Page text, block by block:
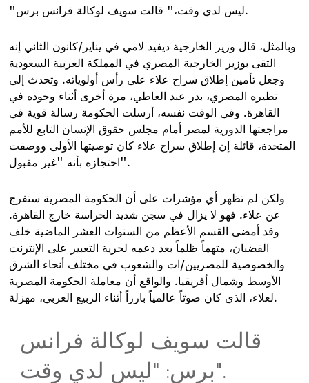
"ليس لدي وقت،" قالت سويف لوكالة فرانس برس.
وبالمثل، قال وزير الخارجية ديفيد لامي في يناير/كانون الثاني إنه
التقى بوزير الخارجية المصري في المملكة العربية السعودية
وجعل تأمين إطلاق سراح علاء على رأس أولوياته. وتحدث إلى
نظيره المصري، بدر عبد العاطي، مرة أخرى أثناء وجوده في
القاهرة. وفي الوقت نفسه، أرسلت الحكومة رسالة قوية في
مراجعتها الدورية لمصر أمام مجلس حقوق الإنسان التابع للأمم
المتحدة، قائلة إن إطلاق سراح علاء كان توصيتها الأولى ووصفت
احتجازه بأنه "غير مقبول".
ولكن لم تظهر أي مؤشرات على أن الحكومة المصرية ستفرج
عن علاء. فهو لا يزال في سجن شديد الحراسة خارج القاهرة.
وقد أمضى القسم الأعظم من السنوات العشر الماضية خلف
القضبان، متهماً ظلماً بعد دعمه لحرية التعبير على الإنترنت
والخصوصية للمصريين/ات والشعوب في مختلف أنحاء الشرق
الأوسط وشمال أفريقيا. والواقع أن معاملة الحكومة المصرية
لعلاء، الذي كان صوتاً عالمياً بارزاً أثناء الربيع العربي، مهزلة.
قالت سويف لوكالة فرانس
برس: "ليس لدي وقت".